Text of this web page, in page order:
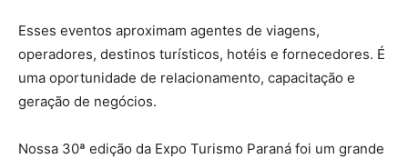
Esses eventos aproximam agentes de viagens,
operadores, destinos turísticos, hotéis e fornecedores. É
uma oportunidade de relacionamento, capacitação e
geração de negócios.
Nossa 30ª edição da Expo Turismo Paraná foi um grande